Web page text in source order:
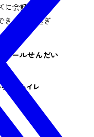
会話ができ
き、乗り継ぎ
アールせんだい
3F